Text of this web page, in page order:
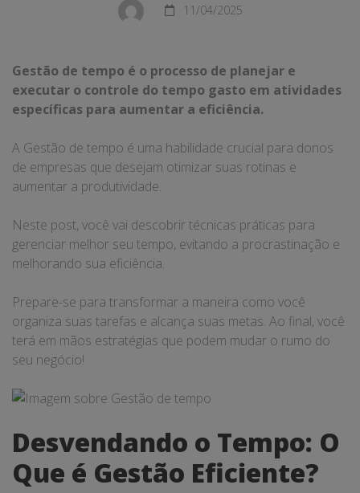
Aumente
Produtividade
11/04/2025
Gestão de tempo é o processo de planejar e
executar o controle do tempo gasto em atividades
específicas para aumentar a eficiência.
A Gestão de tempo é uma habilidade crucial para donos
de empresas que desejam otimizar suas rotinas e
aumentar a produtividade.
Neste post, você vai descobrir técnicas práticas para
gerenciar melhor seu tempo, evitando a procrastinação e
melhorando sua eficiência.
Prepare-se para transformar a maneira como você
organiza suas tarefas e alcança suas metas. Ao final, você
terá em mãos estratégias que podem mudar o rumo do
seu negócio!
Desvendando o Tempo: O
Que é Gestão Eficiente?